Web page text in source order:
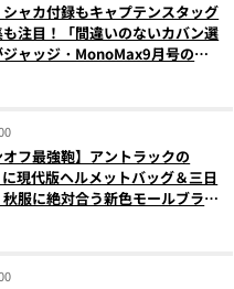
シャカ付録もキャプテンスタッグ
注目！「間違いのないカバン選
ャッジ・MonoMax9月号の目
オフ最強鞄】アントラックの
に現代版ヘルメットバッグ＆三日
服に絶対合う新色モールブラウ